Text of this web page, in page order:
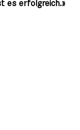
es erfolgreich.»